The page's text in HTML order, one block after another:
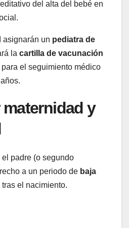
del alta del bebé en
asignarán un pediatra de
la cartilla de vacunación
el seguimiento médico
maternidad y
padre (o segundo
a un periodo de baja
tras el nacimiento.